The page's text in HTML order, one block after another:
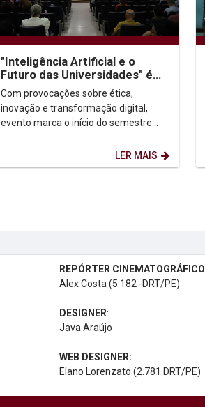
"Inteligência Artificial e o
Futuro das Universidades" é
tema de conferência na
abertura da...
Com provocações sobre ética,
inovação e transformação digital,
evento marca o início do semestre
LER MAIS
REPÓRTER
Alex Costa (5.182 -DRT/PE)
DESIGNER:
Java Araújo
WEB DESIGNER:
Elano Lorenzato (2.781 DRT/PE)